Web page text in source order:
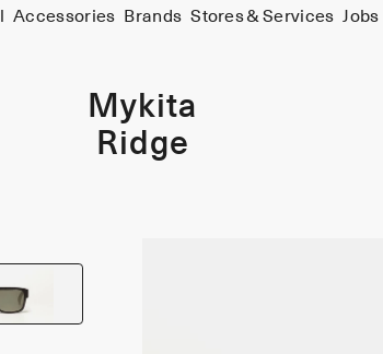
Accessories Brands Stores & Services Jobs
Mykita
Ridge